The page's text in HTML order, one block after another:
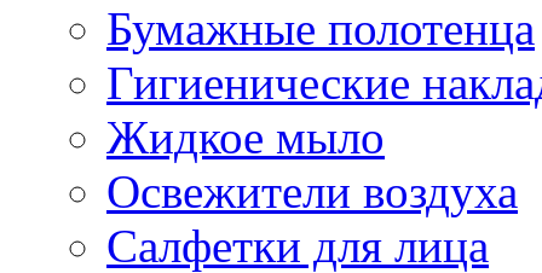
Бумажные полотенца
Гигиенические
Жидкое мыло
Освежители воздуха
Салфетки для лица